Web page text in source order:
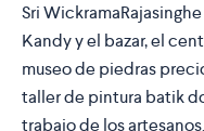
Sri
Kandy y el bazar, el
museo de piedras
taller de pintura batik
trabajo de los